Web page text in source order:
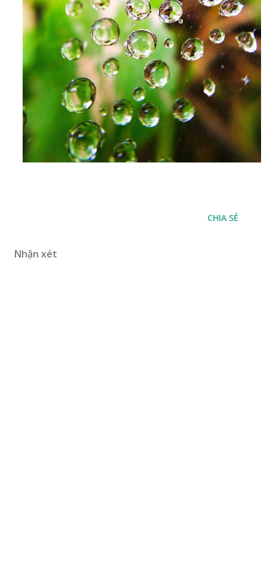
CHIA SẺ
Nhận xét